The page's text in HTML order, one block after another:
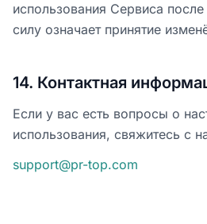
использования Сервиса
силу означает принятие
14. Контактная
Если у вас есть вопросы о
использования, свяжитесь с
support@pr-top.com